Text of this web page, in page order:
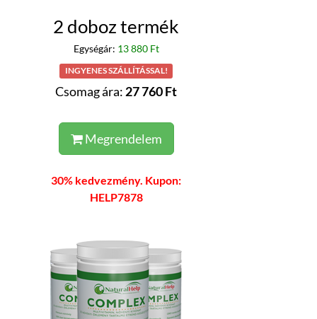
2 doboz termék
Egységár: 13 880 Ft
INGYENES SZÁLLÍTÁSSAL!
Csomag ára: 27 760 Ft
Megrendelem
30% kedvezmény. Kupon:
HELP7878